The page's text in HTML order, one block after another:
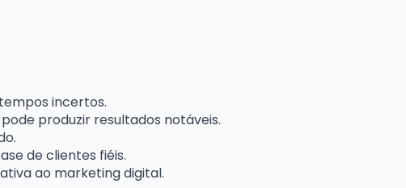
incertos.
produzir resultados notáveis.
de clientes fiéis.
ao marketing digital.